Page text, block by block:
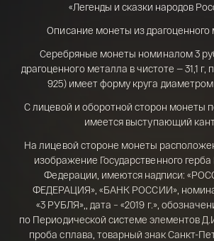
«Легенды и сказки народов
Описание монеты из драгоценного
Серебряные монеты номиналом 3
драгоценного металла в чистоте — 31,1 г,
925) имеет форму круга
С лицевой и оборотной сторон монеты
имеется выступающий
На лицевой стороне монеты
изображение Государственного
Федерации, имеются надписи:
ФЕДЕРАЦИЯ», «БАНК РОССИИ»,
«3 РУБЛЯ»,, дата − «2019 г.»,
по Периодической системе элементов
проба сплава, товарный знак Санкт-
Российская инвестиционная
Георгий Победоносец золото
142 000 ₽
Телефон*
онлайн заявки и даю свое Согласие
обработку персональных данных